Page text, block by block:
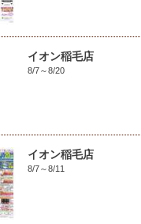
イオン稲毛店
8/7～8/20
イオン稲毛店
8/7～8/11